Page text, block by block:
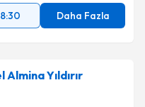
Daha Fazla
Yıldırır